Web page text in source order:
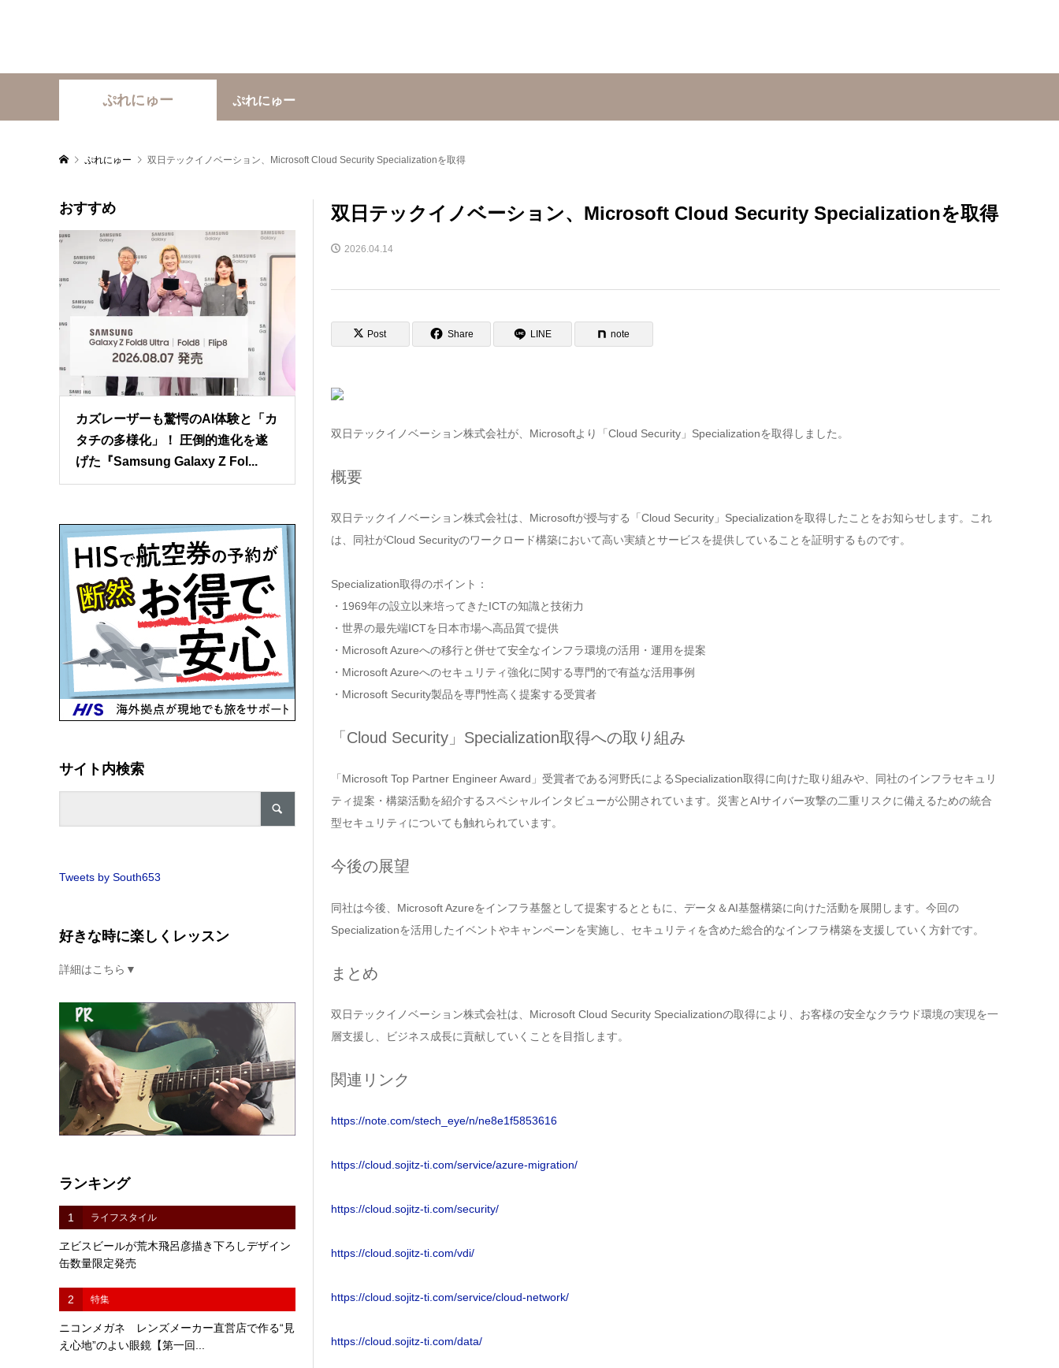
ぷれにゅー ぷれにゅー
ぷれにゅー 双日テックイノベーション、Microsoft Cloud Security Specializationを取得
双日テックイノベーション、Microsoft Cloud Security Specializationを取得
2026.04.14
Post Share LINE note
双日テックイノベーション株式会社が、Microsoftより「Cloud Security」Specializationを取得しました。
概要
双日テックイノベーション株式会社は、Microsoftが授与する「Cloud Security」Specializationを取得したことをお知らせします。これ
は、同社がCloud Securityのワークロード構築において高い実績とサービスを提供していることを証明するものです。
Specialization取得のポイント：
・1969年の設立以来培ってきたICTの知識と技術力
・世界の最先端ICTを日本市場へ高品質で提供
・Microsoft Azureへの移行と併せて安全なインフラ環境の活用・運用を提案
・Microsoft Azureへのセキュリティ強化に関する専門的で有益な活用事例
・Microsoft Security製品を専門性高く提案する受賞者
「Cloud Security」Specialization取得への取り組み
「Microsoft Top Partner Engineer Award」受賞者である河野氏によるSpecialization取得に向けた取り組みや、同社のインフラセキュリ
ティ提案・構築活動を紹介するスペシャルインタビューが公開されています。災害とAIサイバー攻撃の二重リスクに備えるための統合
型セキュリティについても触れられています。
今後の展望
同社は今後、Microsoft Azureをインフラ基盤として提案するとともに、データ＆AI基盤構築に向けた活動を展開します。今回の
Specializationを活用したイベントやキャンペーンを実施し、セキュリティを含めた総合的なインフラ構築を支援していく方針です。
まとめ
双日テックイノベーション株式会社は、Microsoft Cloud Security Specializationの取得により、お客様の安全なクラウド環境の実現を一
層支援し、ビジネス成長に貢献していくことを目指します。
関連リンク
https://note.com/stech_eye/n/ne8e1f5853616
https://cloud.sojitz-ti.com/service/azure-migration/
https://cloud.sojitz-ti.com/security/
https://cloud.sojitz-ti.com/vdi/
https://cloud.sojitz-ti.com/service/cloud-network/
https://cloud.sojitz-ti.com/data/
おすすめ
カズレーザーも驚愕のAI体験と「カ
タチの多様化」！ 圧倒的進化を遂
げた『Samsung Galaxy Z Fol...
サイト内検索
Tweets by South653
好きな時に楽しくレッスン
詳細はこちら▼
ランキング
1 ライフスタイル
ヱビスビールが荒木飛呂彦描き下ろしデザイン
缶数量限定発売
2 特集
ニコンメガネ レンズメーカー直営店で作る“見
え心地”のよい眼鏡【第一回...